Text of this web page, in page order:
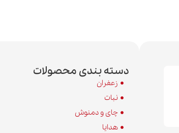
دسته بندی محصولات
زعفران
نبات
چای و دمنوش
هدایا